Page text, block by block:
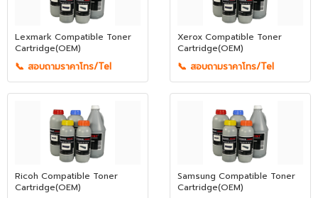
Lexmark Compatible Toner
Cartridge(OEM)
📞 สอบถามราคาโทร/Tel
Xerox Compatible Toner
Cartridge(OEM)
📞 สอบถามราคาโทร/Tel
Ricoh Compatible Toner
Cartridge(OEM)
Samsung Compatible Toner
Cartridge(OEM)